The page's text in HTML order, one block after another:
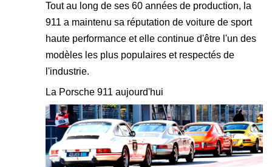
Tout au long de ses 60 années de production, la
911 a maintenu sa réputation de voiture de sport
haute performance et elle continue d'être l'un des
modèles les plus populaires et respectés de
l'industrie.
La Porsche 911 aujourd'hui